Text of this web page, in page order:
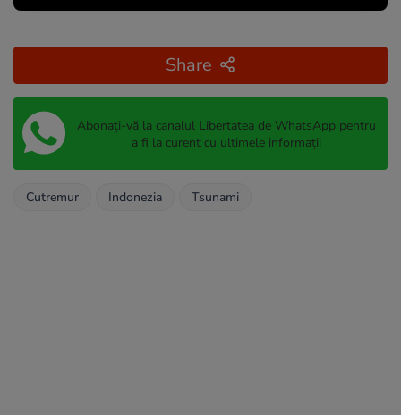
Share
Abonați-vă la canalul Libertatea de WhatsApp pentru
a fi la curent cu ultimele informații
Cutremur Indonezia Tsunami